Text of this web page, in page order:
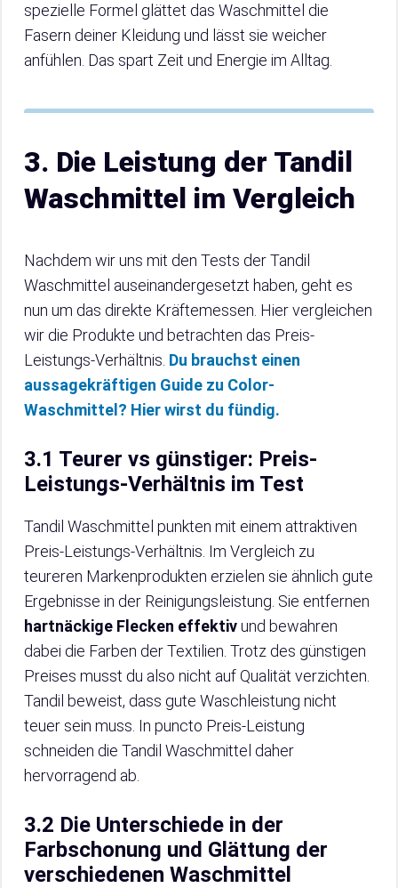
spezielle Formel glättet das Waschmittel die
Fasern deiner Kleidung und lässt sie weicher
anfühlen. Das spart Zeit und Energie im Alltag.
3. Die Leistung der Tandil
Waschmittel im Vergleich
Nachdem wir uns mit den Tests der Tandil
Waschmittel auseinandergesetzt haben, geht es
nun um das direkte Kräftemessen. Hier vergleichen
wir die Produkte und betrachten das Preis-
Leistungs-Verhältnis. Du brauchst einen
aussagekräftigen Guide zu Color-
Waschmittel? Hier wirst du fündig.
3.1 Teurer vs günstiger: Preis-
Leistungs-Verhältnis im Test
Tandil Waschmittel punkten mit einem attraktiven
Preis-Leistungs-Verhältnis. Im Vergleich zu
teureren Markenprodukten erzielen sie ähnlich gute
Ergebnisse in der Reinigungsleistung. Sie entfernen
hartnäckige Flecken effektivund bewahren
dabei die Farben der Textilien. Trotz des günstigen
Preises musst du also nicht auf Qualität verzichten.
Tandil beweist, dass gute Waschleistung nicht
teuer sein muss. In puncto Preis-Leistung
schneiden die Tandil Waschmittel daher
hervorragend ab.
3.2 Die Unterschiede in der
Farbschonung und Glättung der
verschiedenen Waschmittel